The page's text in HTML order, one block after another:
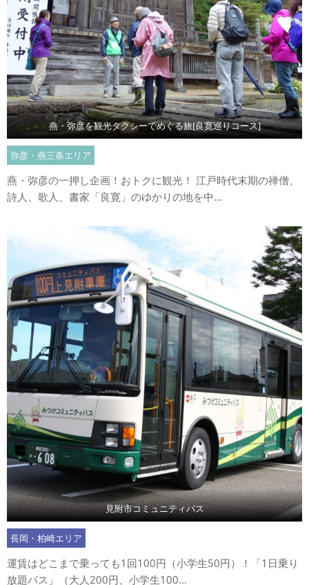
燕・弥彦を観光タクシーでめぐる旅[良寛巡りコース]
弥彦・燕三条エリア
燕・弥彦の一押し企画！おトクに観光！ 江戸時代末期の禅僧、
詩人、歌人、書家「良寛」のゆかりの地を中...
見附市コミュニティバス
長岡・柏崎エリア
運賃はどこまで乗っても1回100円（小学生50円）！「1日乗り
放題パス」（大人200円、小学生100...